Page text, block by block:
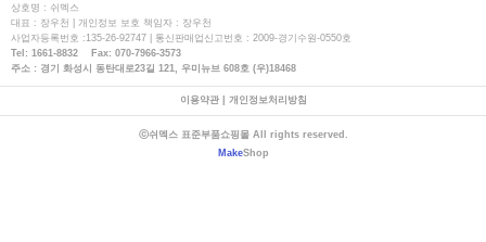
상호명 : 쉬멕스
대표 : 장우천 | 개인정보 보호 책임자 : 장우천
사업자등록번호 :135-26-92747 | 통신판매업신고번호 : 2009-경기수원-0550호
Tel: 1661-8832 Fax: 070-7966-3573
주소 : 경기 화성시 동탄대로23길 121, 우미뉴브 608호 (우)18468
이용약관| 개인정보처리방침
ⓒ쉬멕스 표준부품쇼핑몰 All rights reserved.
MakeShop